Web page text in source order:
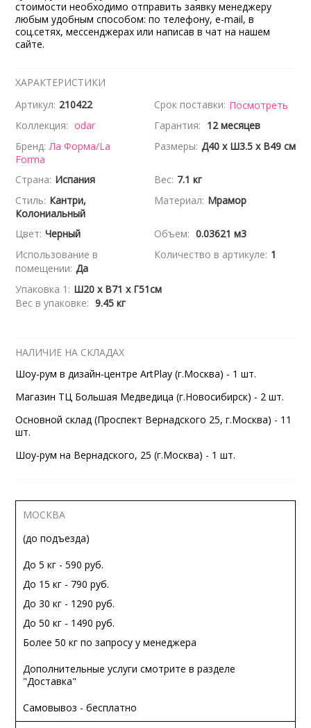
стоимости необходимо отправить заявку менеджеру
любым удобным способом: по телефону, e-mail, в
соц.сетях, мессенджерах или написав в чат на нашем
сайте.
ХАРАКТЕРИСТИКИ
Артикул: 210422 Срок поставки: Посмотреть
Коллекция: odar Гарантия: 12 месяцев
Бренд: Ла Форма/La
Forma
Размеры: Д40 x Ш3.5 x В49 см
Страна: Испания Вес: 7.1 кг
Стиль: Кантри,
Колониальный
Материал: Мрамор
Цвет: Черный Объем: 0.03621 м3
Использование в
помещении: Да
Количество в артикуле: 1
Упаковка 1: Ш20 x В71 x Г51см
Вес в упаковке: 9.45 кг
НАЛИЧИЕ НА СКЛАДАХ
Шоу-рум в дизайн-центре ArtPlay (г.Москва) - 1 шт.
Магазин ТЦ Большая Медведица (г.Новосибирск) - 2 шт.
Основной склад (Проспект Вернадского 25, г.Москва) - 11
шт.
Шоу-рум на Вернадского, 25 (г.Москва) - 1 шт.
МОСКВА
(до подъезда)
До 5 кг - 590 руб.
До 15 кг - 790 руб.
До 30 кг - 1290 руб.
До 50 кг - 1490 руб.
Более 50 кг по запросу у менеджера
Дополнительные услуги смотрите в разделе
"Доставка"
Самовывоз - бесплатно